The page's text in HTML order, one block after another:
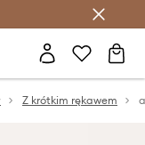
Z krótkim rękawem